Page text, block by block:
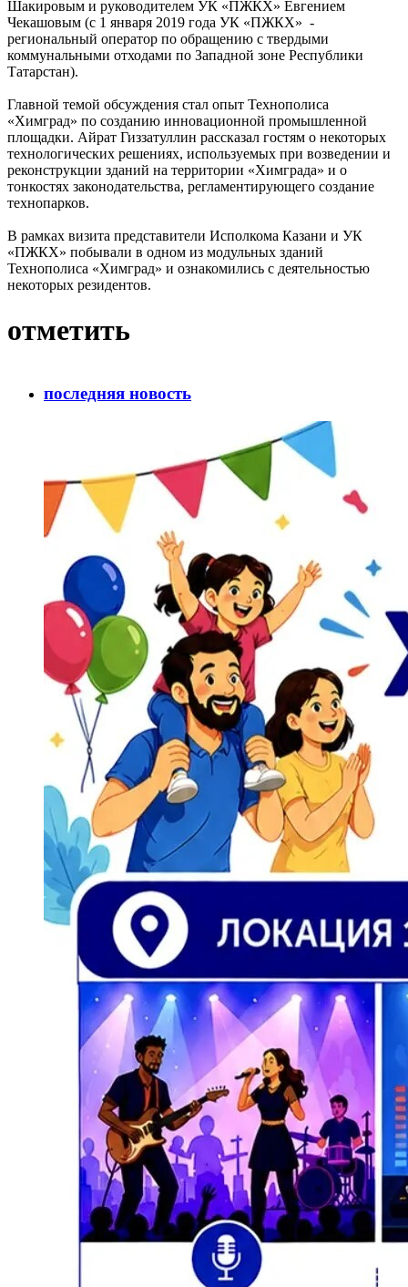
Шакировым и руководителем УК «ПЖКХ» Евгением
Чекашовым (с 1 января 2019 года УК «ПЖКХ» -
региональный оператор по обращению с твердыми
коммунальными отходами по Западной зоне Республики
Татарстан).
Главной темой обсуждения стал опыт Технополиса
«Химград» по созданию инновационной промышленной
площадки. Айрат Гиззатуллин рассказал гостям о некоторых
технологических решениях, используемых при возведении и
реконструкции зданий на территории «Химграда» и о
тонкостях законодательства, регламентирующего создание
технопарков.
В рамках визита представители Исполкома Казани и УК
«ПЖКХ» побывали в одном из модульных зданий
Технополиса «Химград» и ознакомились с деятельностью
некоторых резидентов.
отметить
последняя новость